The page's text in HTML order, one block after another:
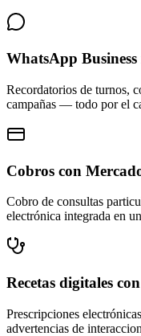
WhatsApp
Recordatorios de turnos,
campañas — todo por el
Cobros con
Cobro de consultas
electrónica integrada en
Recetas digitales
Prescripciones
advertencias de